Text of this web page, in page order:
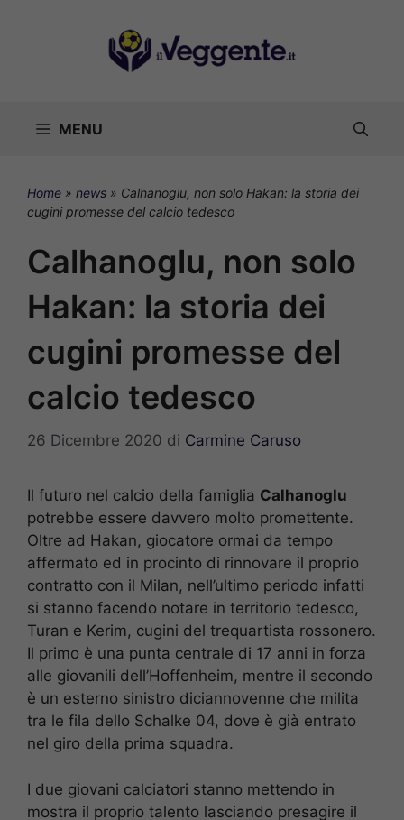
MENU
Home » news » Calhanoglu, non solo Hakan: la storia dei
cugini promesse del calcio tedesco
Calhanoglu, non solo
Hakan: la storia dei
cugini promesse del
calcio tedesco
26 Dicembre 2020 di Carmine Caruso
Il futuro nel calcio della famiglia Calhanoglu
potrebbe essere davvero molto promettente.
Oltre ad Hakan, giocatore ormai da tempo
affermato ed in procinto di rinnovare il proprio
contratto con il Milan, nell’ultimo periodo infatti
si stanno facendo notare in territorio tedesco,
Turan e Kerim, cugini del trequartista rossonero.
Il primo è una punta centrale di 17 anni in forza
alle giovanili dell’Hoffenheim, mentre il secondo
è un esterno sinistro diciannovenne che milita
tra le fila dello Schalke 04, dove è già entrato
nel giro della prima squadra.
I due giovani calciatori stanno mettendo in
mostra il proprio talento lasciando presagire il